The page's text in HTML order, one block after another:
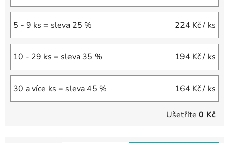
5 - 9 ks = sleva 25 % 224 Kč/ ks
10 - 29 ks = sleva 35 % 194 Kč/ ks
30 a více ks = sleva 45 % 164 Kč/ ks
Ušetříte 0 Kč